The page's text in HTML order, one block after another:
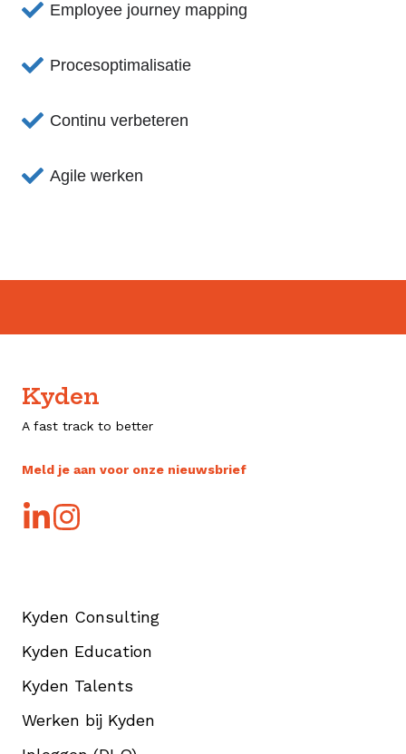
Employee journey mapping
Procesoptimalisatie
Continu verbeteren
Agile werken
Kyden
A fast track to better
Meld je aan voor onze nieuwsbrief
Kyden Consulting
Kyden Education
Kyden Talents
Werken bij Kyden